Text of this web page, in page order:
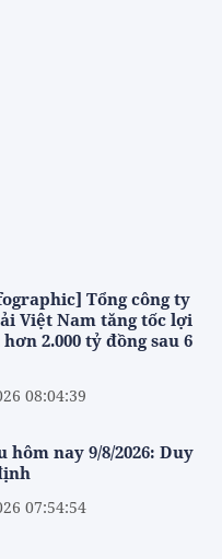
Việt Nam tăng tốc lợi
2.000 tỷ đồng sau 6
08:04:39
hôm nay 9/8/2026: Duy
07:54:54